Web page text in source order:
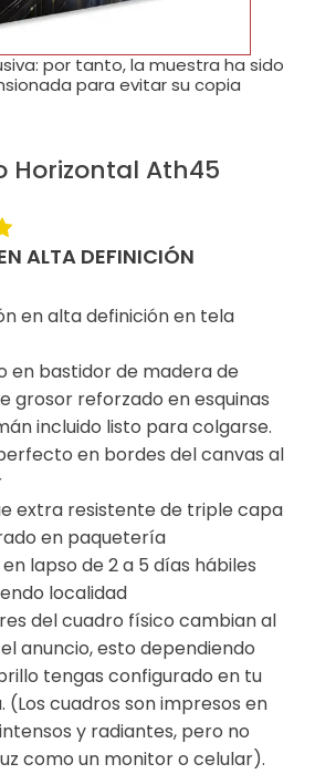
por tanto, la muestra ha sido
para evitar su copia
Horizontal Ath45
ALTA DEFINICIÓN
en alta definición en tela
en bastidor de madera de
grosor reforzado en esquinas
incluido listo para colgarse.
en bordes del canvas al
extra resistente de triple capa
en paquetería
lapso de 2 a 5 días hábiles
localidad
del cuadro físico cambian al
anuncio, esto dependiendo
tengas configurado en tu
(Los cuadros son impresos en
y radiantes, pero no
como un monitor o celular).